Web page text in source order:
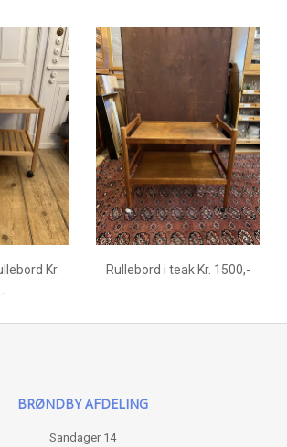
Kr.
Rullebord i teak Kr. 1500,-
BRØNDBY AFDELING
Sandager 14